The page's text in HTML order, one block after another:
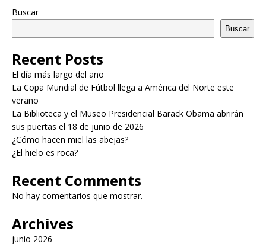
Buscar
Buscar
Recent Posts
El día más largo del año
La Copa Mundial de Fútbol llega a América del Norte este
verano
La Biblioteca y el Museo Presidencial Barack Obama abrirán
sus puertas el 18 de junio de 2026
¿Cómo hacen miel las abejas?
¿El hielo es roca?
Recent Comments
No hay comentarios que mostrar.
Archives
junio 2026